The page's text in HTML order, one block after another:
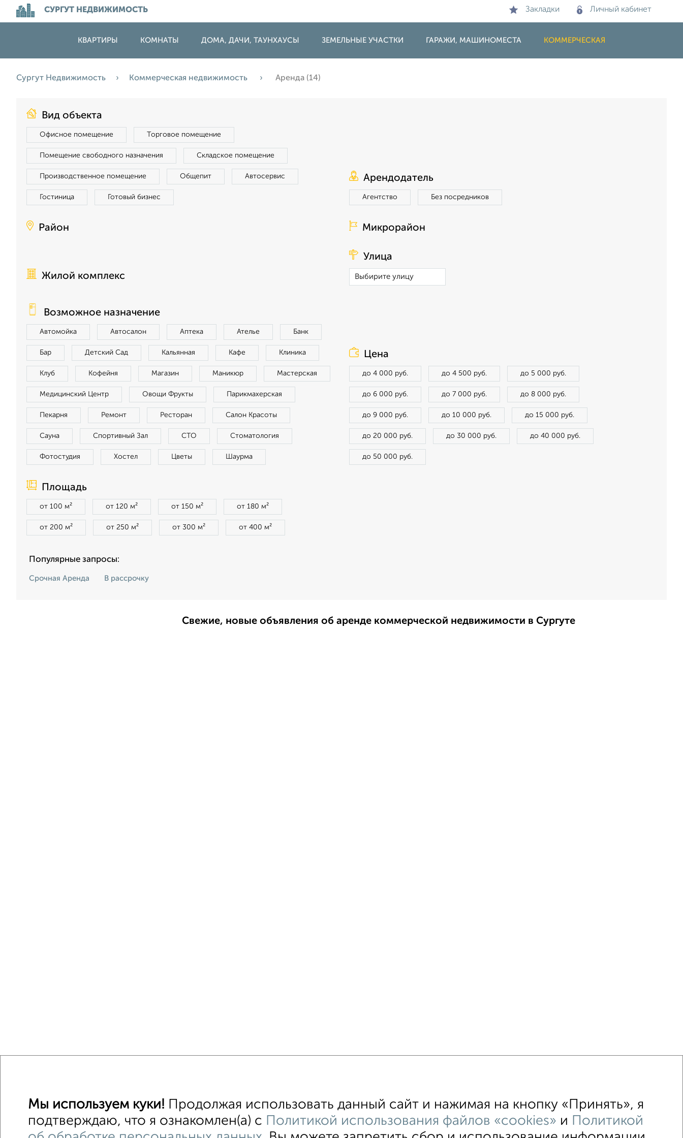
СУРГУТ НЕДВИЖИМОСТЬ Закладки Личный кабинет
КВАРТИРЫ КОМНАТЫ ДОМА, ДАЧИ, ТАУНХАУСЫ ЗЕМЕЛЬНЫЕ УЧАСТКИ ГАРАЖИ, МАШИНОМЕСТА КОММЕРЧЕСКАЯ
Сургут Недвижимость Коммерческая недвижимость Аренда (14)
Вид объекта
Офисное помещение Торговое помещение
Помещение свободного назначения Складское помещение
Производственное помещение Общепит Автосервис
Гостиница Готовый бизнес
Арендодатель
Агентство Без посредников
Район Микрорайон
Жилой комплекс
Улица
Возможное назначение
Автомойка Автосалон Аптека Ателье Банк
Бар Детский Сад Кальянная Кафе Клиника
Клуб Кофейня Магазин Маникюр Мастерская
Медицинский Центр Овощи Фрукты Парикмахерская
Пекарня Ремонт Ресторан Салон Красоты
Сауна Спортивный Зал СТО Стоматология
Фотостудия Хостел Цветы Шаурма
Цена
до 4 000 руб. до 4 500 руб. до 5 000 руб.
до 6 000 руб. до 7 000 руб. до 8 000 руб.
до 9 000 руб. до 10 000 руб. до 15 000 руб.
до 20 000 руб. до 30 000 руб. до 40 000 руб.
до 50 000 руб.
Площадь
от 100 м² от 120 м² от 150 м² от 180 м²
от 200 м² от 250 м² от 300 м² от 400 м²
Популярные запросы:
Срочная Аренда В рассрочку
Свежие, новые объявления об аренде коммерческой недвижимости в Сургуте
↑ НАВЕРХ К МЕНЮ
Мы используем куки! Продолжая использовать данный сайт и нажимая на кнопку «Принять», я
подтверждаю, что я ознакомлен(а) с
Политикой использования файлов «cookies» и
Политикой